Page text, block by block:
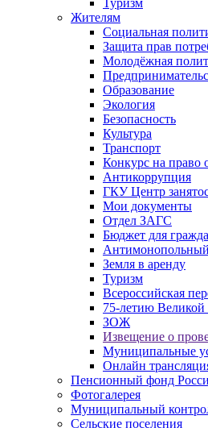
Туризм
Жителям
Социальная
Защита прав
Молодёжная
Образование
Экология
Безопасность
Культура
Транспорт
Конкурс на право
Антикоррупция
ГКУ Центр
Мои документы
Отдел ЗАГС
Бюджет для
Земля в аренду
Туризм
Всероссийская
75-летию Великой
ЗОЖ
Извещение о
Муниципальные
Онлайн
Пенсионный фонд
Фотогалерея
Муниципальный
Сельские поселения